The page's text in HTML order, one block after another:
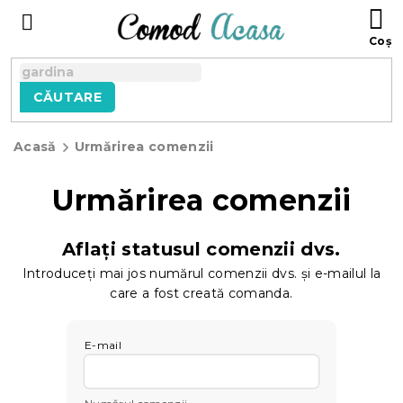
CĂUTARE
Acasă Urmărirea comenzii
Urmărirea comenzii
Aflați statusul comenzii dvs.
Introduceți mai jos numărul comenzii dvs. și e-mailul la
care a fost creată comanda.
E-mail